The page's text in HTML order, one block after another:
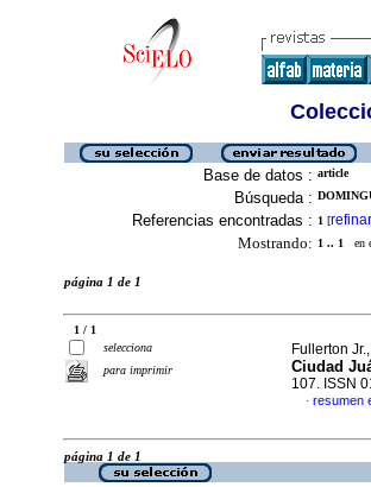
Base de datos : article
Búsqueda :
Referencias encontradas : 1 [refinar
Mostrando: 1 .. 1 en
página 1 de 1
1 / 1
selecciona
para imprimir
Fullerton
Ciudad
107. ISSN
· resumen
página 1 de 1